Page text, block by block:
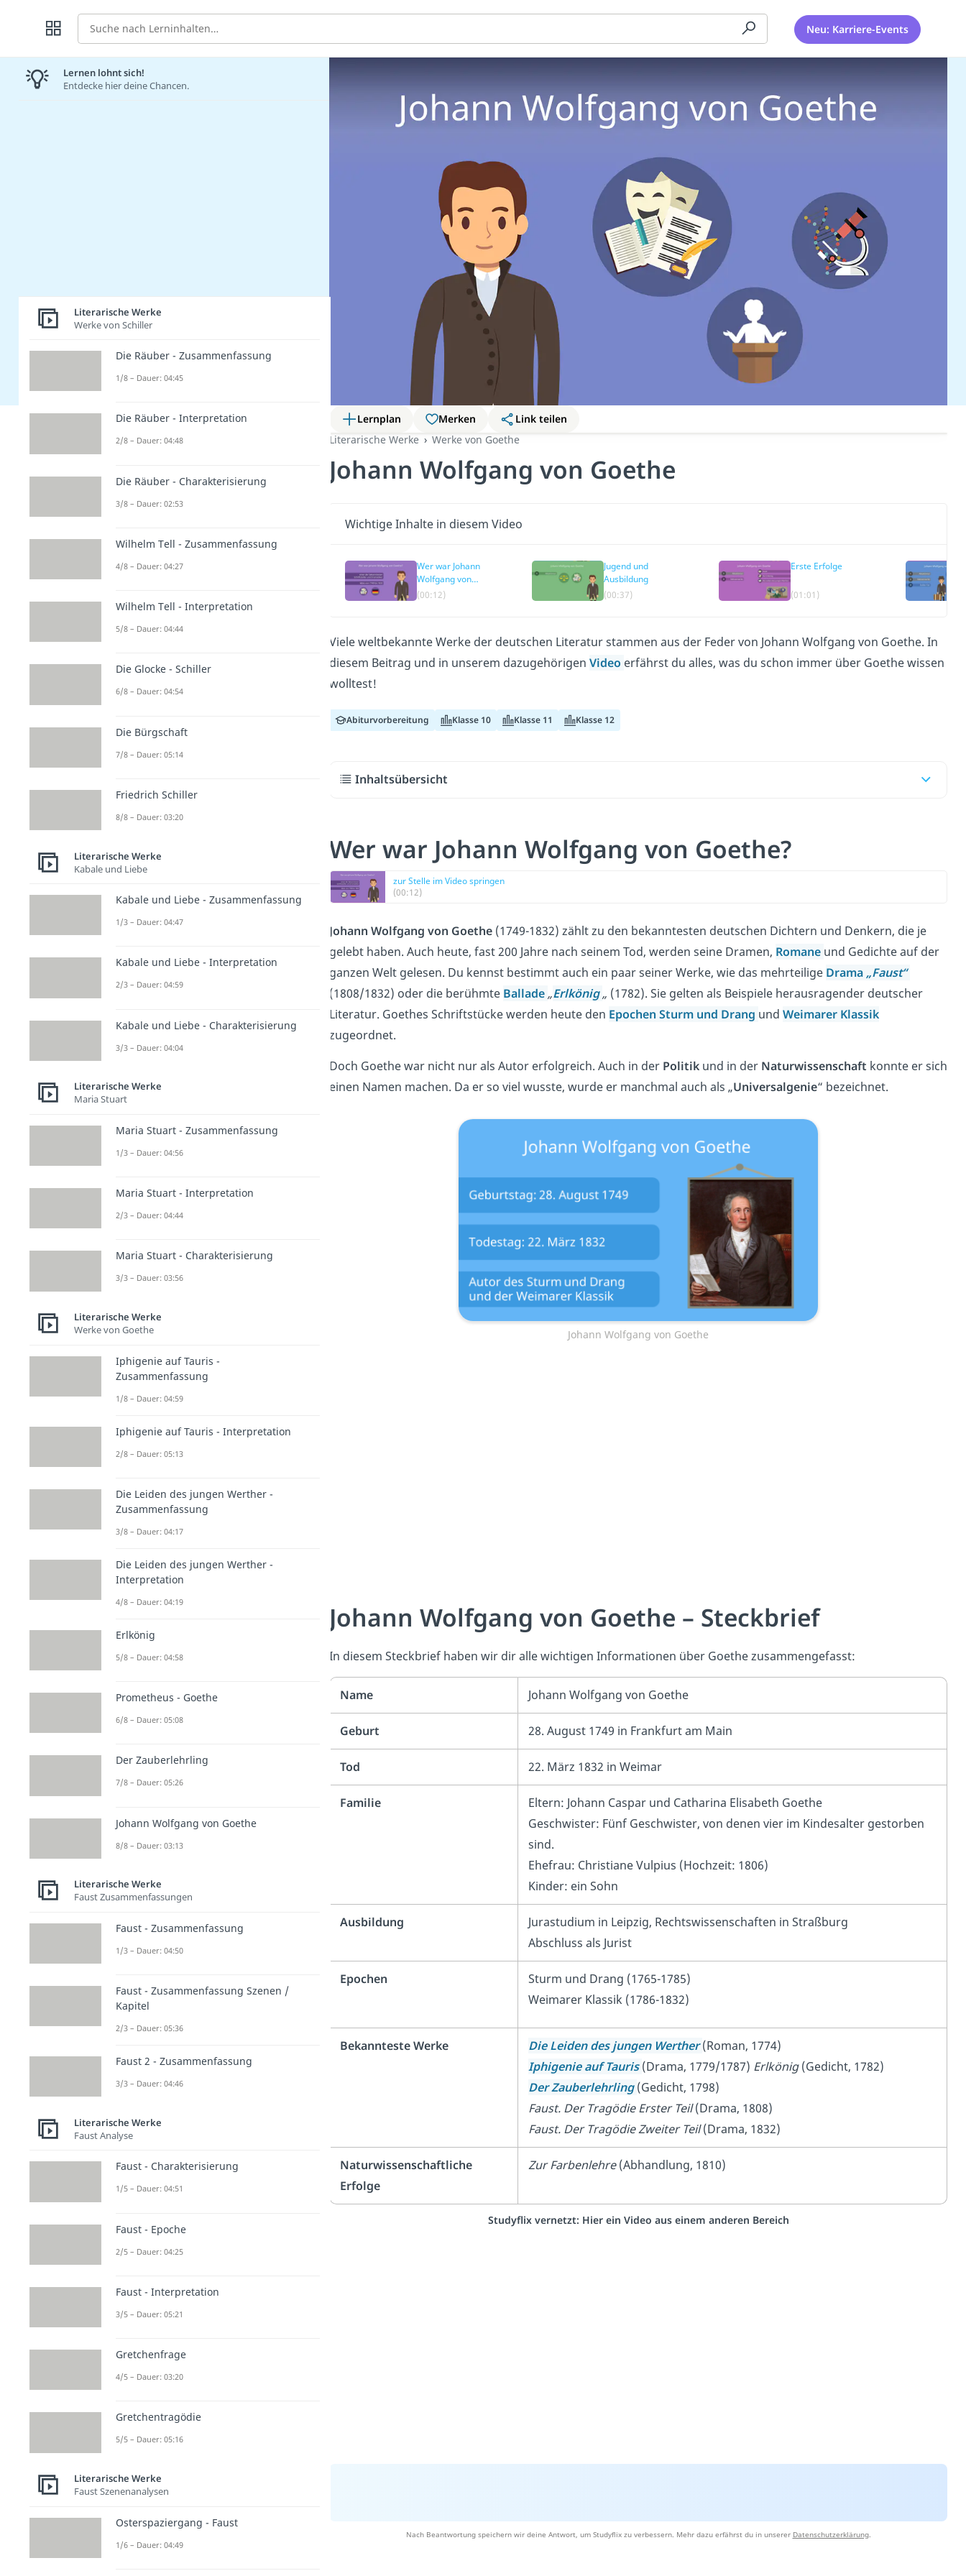
Suche Neu: Karriere-Events
Lernplan Merken
Link teilen
Literarische Werke
Werke von Goethe
Johann Wolfgang von Goethe
Wichtige Inhalte in diesem Video
Wer war Johann
Wolfgang von
Goethe?
(00:12)
Jugend und
Ausbildung
(00:37)
Erste Erfolge
(01:01)
Viele weltbekannte Werke der deutschen Literatur stammen aus der Feder von Johann Wolfgang von Goethe. In
diesem Beitrag und in unserem dazugehörigen Video erfährst du alles, was du schon immer über Goethe wissen
wolltest!
Abiturvorbereitung Klasse 10 Klasse 11 Klasse 12
Inhaltsübersicht
Wer war Johann Wolfgang von Goethe?
zur Stelle im Video springen
(00:12)
Johann Wolfgang von Goethe (1749-1832) zählt zu den bekanntesten deutschen Dichtern und Denkern, die je
gelebt haben. Auch heute, fast 200 Jahre nach seinem Tod, werden seine Dramen, Romane und Gedichte auf der
ganzen Welt gelesen. Du kennst bestimmt auch ein paar seiner Werke, wie das mehrteilige Drama „Faust“
(1808/1832) oder die berühmte Ballade„Erlkönig„ (1782). Sie gelten als Beispiele herausragender deutscher
Literatur. Goethes Schriftstücke werden heute den Epochen Sturm und Drang und Weimarer Klassik
zugeordnet.
Doch Goethe war nicht nur als Autor erfolgreich. Auch in der Politik und in der Naturwissenschaft konnte er sich
einen Namen machen. Da er so viel wusste, wurde er manchmal auch als „Universalgenie“ bezeichnet.
Johann Wolfgang von Goethe
Johann Wolfgang von Goethe – Steckbrief
In diesem Steckbrief haben wir dir alle wichtigen Informationen über Goethe zusammengefasst:
Name Johann Wolfgang von Goethe
Geburt 28. August 1749 in Frankfurt am Main
Tod 22. März 1832 in Weimar
Familie
Eltern: Johann Caspar und Catharina Elisabeth Goethe
Geschwister: Fünf Geschwister, von denen vier im Kindesalter gestorben
sind.
Ehefrau: Christiane Vulpius (Hochzeit: 1806)
Kinder: ein Sohn
Ausbildung
Jurastudium in Leipzig, Rechtswissenschaften in Straßburg
Abschluss als Jurist
Epochen
Sturm und Drang (1765-1785)
Weimarer Klassik (1786-1832)
Bekannteste Werke Die Leiden des jungen Werther (Roman, 1774)
Iphigenie auf Tauris (Drama, 1779/1787) Erlkönig(Gedicht, 1782)
Der Zauberlehrling (Gedicht, 1798)
Faust. Der Tragödie Erster Teil(Drama, 1808)
Faust. Der Tragödie Zweiter Teil(Drama, 1832)
Naturwissenschaftliche
Erfolge
Zur Farbenlehre(Abhandlung, 1810)
Studyflix vernetzt: Hier ein Video aus einem anderen Bereich
Nach Beantwortung speichern wir deine Antwort, um Studyflix zu verbessern. Mehr dazu erfährst du in unserer Datenschutzerklärung.
Lernen lohnt sich!
Entdecke hier deine Chancen.
Literarische Werke
Werke von Schiller
Die Räuber - Zusammenfassung
1/8 – Dauer: 04:45
Die Räuber - Interpretation
2/8 – Dauer: 04:48
Die Räuber - Charakterisierung
3/8 – Dauer: 02:53
Wilhelm Tell - Zusammenfassung
4/8 – Dauer: 04:27
Wilhelm Tell - Interpretation
5/8 – Dauer: 04:44
Die Glocke - Schiller
6/8 – Dauer: 04:54
Die Bürgschaft
7/8 – Dauer: 05:14
Friedrich Schiller
8/8 – Dauer: 03:20
Literarische Werke
Kabale und Liebe
Kabale und Liebe - Zusammenfassung
1/3 – Dauer: 04:47
Kabale und Liebe - Interpretation
2/3 – Dauer: 04:59
Kabale und Liebe - Charakterisierung
3/3 – Dauer: 04:04
Literarische Werke
Maria Stuart
Maria Stuart - Zusammenfassung
1/3 – Dauer: 04:56
Maria Stuart - Interpretation
2/3 – Dauer: 04:44
Maria Stuart - Charakterisierung
3/3 – Dauer: 03:56
Literarische Werke
Werke von Goethe
Iphigenie auf Tauris -
Zusammenfassung
1/8 – Dauer: 04:59
Iphigenie auf Tauris - Interpretation
2/8 – Dauer: 05:13
Die Leiden des jungen Werther -
Zusammenfassung
3/8 – Dauer: 04:17
Die Leiden des jungen Werther -
Interpretation
4/8 – Dauer: 04:19
Erlkönig
5/8 – Dauer: 04:58
Prometheus - Goethe
6/8 – Dauer: 05:08
Der Zauberlehrling
7/8 – Dauer: 05:26
Johann Wolfgang von Goethe
8/8 – Dauer: 03:13
Literarische Werke
Faust Zusammenfassungen
Faust - Zusammenfassung
1/3 – Dauer: 04:50
Faust - Zusammenfassung Szenen /
Kapitel
2/3 – Dauer: 05:36
Faust 2 - Zusammenfassung
3/3 – Dauer: 04:46
Literarische Werke
Faust Analyse
Faust - Charakterisierung
1/5 – Dauer: 04:51
Faust - Epoche
2/5 – Dauer: 04:25
Faust - Interpretation
3/5 – Dauer: 05:21
Gretchenfrage
4/5 – Dauer: 03:20
Gretchentragödie
5/5 – Dauer: 05:16
Literarische Werke
Faust Szenenanalysen
Osterspaziergang - Faust
1/6 – Dauer: 04:49